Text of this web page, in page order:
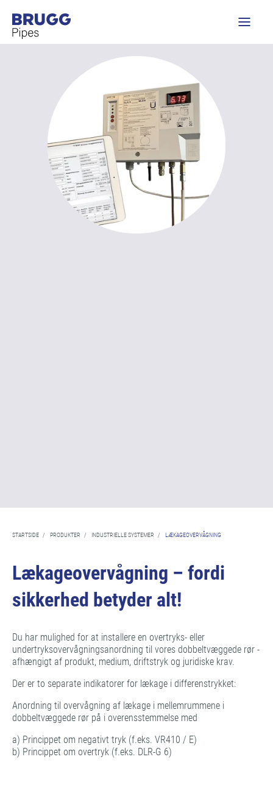
STARTSIDE / PRODUKTER / INDUSTRIELLE SYSTEMER / LÆKAGEOVERVÅGNING
Lækageovervågning – fordi
sikkerhed betyder alt!
Du har mulighed for at installere en overtryks- eller
undertryksovervågningsanordning til vores dobbeltvæggede rør -
afhængigt af produkt, medium, driftstryk og juridiske krav.
Der er to separate indikatorer for lækage i differenstrykket:
Anordning til overvågning af lækage i mellemrummene i
dobbeltvæggede rør på i overensstemmelse med
a) Princippet om negativt tryk (f.eks. VR410 / E)
b) Princippet om overtryk (f.eks. DLR-G 6)